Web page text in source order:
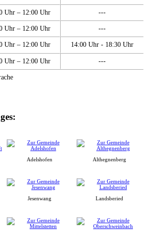
Uhr – 12:00 Uhr ---
Uhr – 12:00 Uhr ---
Uhr – 12:00 Uhr 14:00 Uhr - 18:30 Uhr
Uhr – 12:00 Uhr ---
Adelshofen Althegnenberg
Jesenwang Landsberied